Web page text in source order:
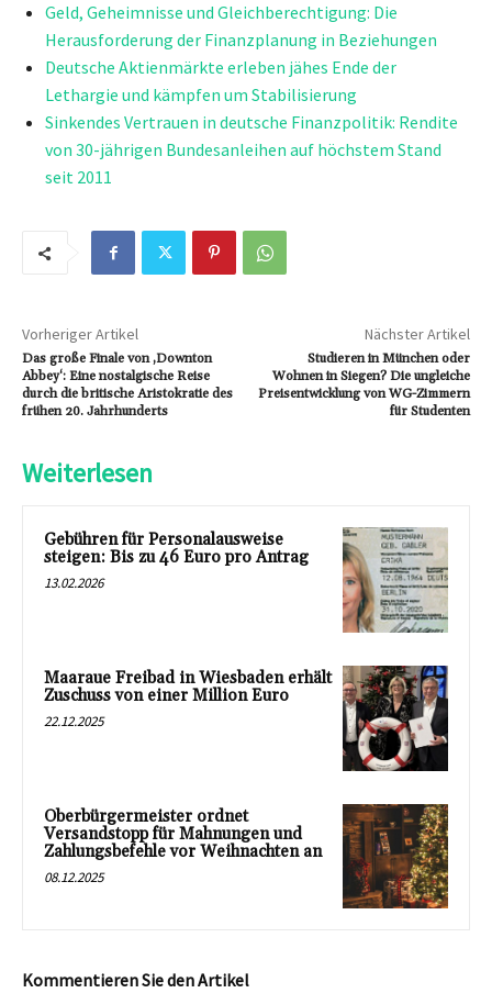
Geld, Geheimnisse und Gleichberechtigung: Die
Herausforderung der Finanzplanung in Beziehungen
Deutsche Aktienmärkte erleben jähes Ende der
Lethargie und kämpfen um Stabilisierung
Sinkendes Vertrauen in deutsche Finanzpolitik: Rendite
von 30-jährigen Bundesanleihen auf höchstem Stand
seit 2011
Vorheriger Artikel
Das große Finale von ‚Downton
Abbey‘: Eine nostalgische Reise
durch die britische Aristokratie des
frühen 20. Jahrhunderts
Nächster Artikel
Studieren in München oder
Wohnen in Siegen? Die ungleiche
Preisentwicklung von WG-Zimmern
für Studenten
Weiterlesen
Gebühren für Personalausweise
steigen: Bis zu 46 Euro pro Antrag
13.02.2026
Maaraue Freibad in Wiesbaden erhält
Zuschuss von einer Million Euro
22.12.2025
Oberbürgermeister ordnet
Versandstopp für Mahnungen und
Zahlungsbefehle vor Weihnachten an
08.12.2025
Kommentieren Sie den Artikel